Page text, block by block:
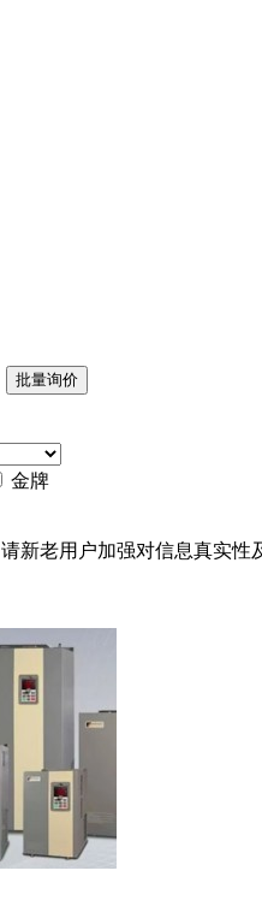
金牌
请新老用户加强对信息真实性